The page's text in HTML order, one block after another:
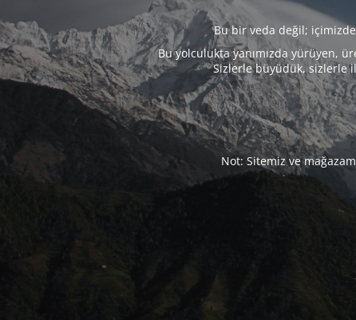
Bu bir veda değil;
Bu yolculukta yanımızda yürüyen,
Sizlerle büyüdük, sizlerle
Not: Sitemiz ve